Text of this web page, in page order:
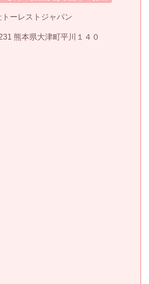
ーレストジャパン
熊本県大津町平川１４０